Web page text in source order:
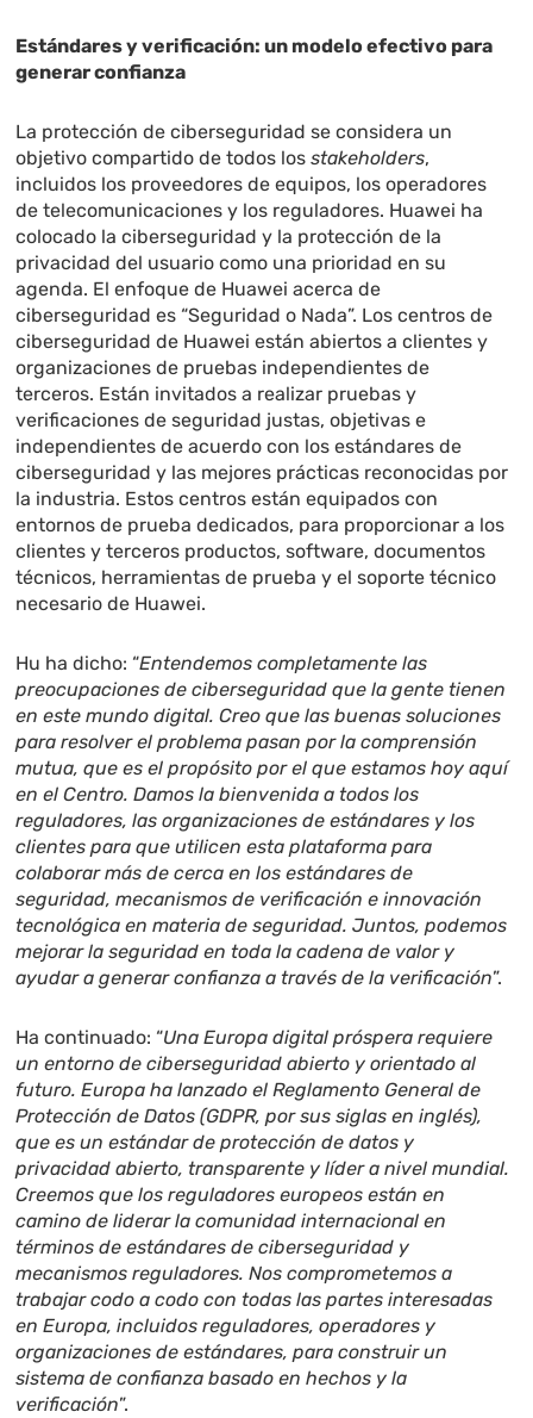
Estándares y verificación: un modelo efectivo para
generar confianza
La protección de ciberseguridad se considera un
objetivo compartido de todos losstakeholders,
incluidos los proveedores de equipos, los operadores
de telecomunicaciones y los reguladores. Huawei ha
colocado la ciberseguridad y la protección de la
privacidad del usuario como una prioridad en su
agenda. El enfoque de Huawei acerca de
ciberseguridad es “Seguridad o Nada”. Los centros de
ciberseguridad de Huawei están abiertos a clientes y
organizaciones de pruebas independientes de
terceros. Están invitados a realizar pruebas y
verificaciones de seguridad justas, objetivas e
independientes de acuerdo con los estándares de
ciberseguridad y las mejores prácticas reconocidas por
la industria. Estos centros están equipados con
entornos de prueba dedicados, para proporcionar a los
clientes y terceros productos, software, documentos
técnicos, herramientas de prueba y el soporte técnico
necesario de Huawei.
Hu ha dicho: “Entendemos completamente las
preocupaciones de ciberseguridad que la gente tienen
en este mundo digital. Creo que las buenas soluciones
para resolver el problema pasan por la comprensión
mutua, que es el propósito por el que estamos hoy aquí
en el Centro. Damos la bienvenida a todos los
reguladores, las organizaciones de estándares y los
clientes para que utilicen esta plataforma para
colaborar más de cerca en los estándares de
seguridad, mecanismos de verificación e innovación
tecnológica en materia de seguridad. Juntos, podemos
mejorar la seguridad en toda la cadena de valor y
ayudar a generar confianza a través de la verificación”.
Ha continuado: “Una Europa digital próspera requiere
un entorno de ciberseguridad abierto y orientado al
futuro. Europa ha lanzado el Reglamento General de
Protección de Datos (GDPR, por sus siglas en inglés),
que es un estándar de protección de datos y
privacidad abierto, transparente y líder a nivel mundial.
Creemos que los reguladores europeos están en
camino de liderar la comunidad internacional en
términos de estándares de ciberseguridad y
mecanismos reguladores. Nos comprometemos a
trabajar codo a codo con todas las partes interesadas
en Europa, incluidos reguladores, operadores y
organizaciones de estándares, para construir un
sistema de confianza basado en hechos y la
verificación”.